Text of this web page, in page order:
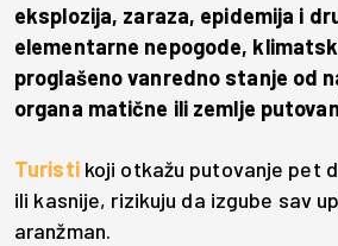
eksplozija, zaraza, epidemija i
elementarne nepogode,
proglašeno vanredno stanje od
organa matične ili zemlje
Turistikoji otkažu putovanje pet
ili kasnije, rizikuju da izgube sav
aranžman.